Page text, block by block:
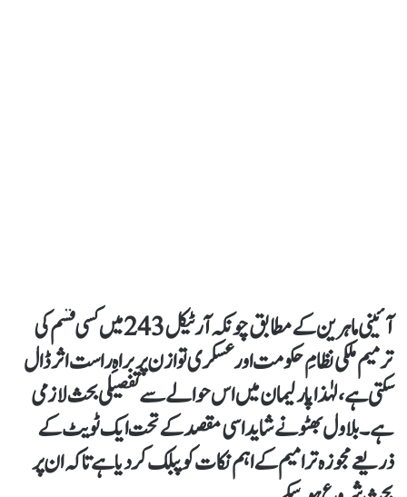
آئینی ماہرین کے مطابق چونکہ آرٹیکل 243 میں کسی قسم کی
ترمیم ملکی نظامِ حکومت اور عسکری توازن پر براہِ راست اثر ڈال
سکتی ہے، لہٰذا پارلیمان میں اس حوالے سے تفصیلی بحث لازمی
ہے۔ بلاول بھٹو نے شاید اسی مقصد کے تحت ایک ٹویٹ کے
ذریعے مجوزہ ترامیم کے اہم نکات کو پبلک کر دیا ہے تاکہ ان پر